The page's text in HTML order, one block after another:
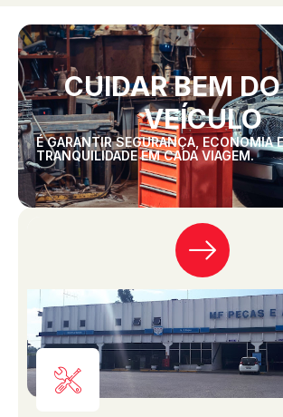
CUIDAR BEM
VEÍCULO
É GARANTIR SEGURANÇA, ECONOMIA E
TRANQUILIDADE EM CADA VIAGEM.